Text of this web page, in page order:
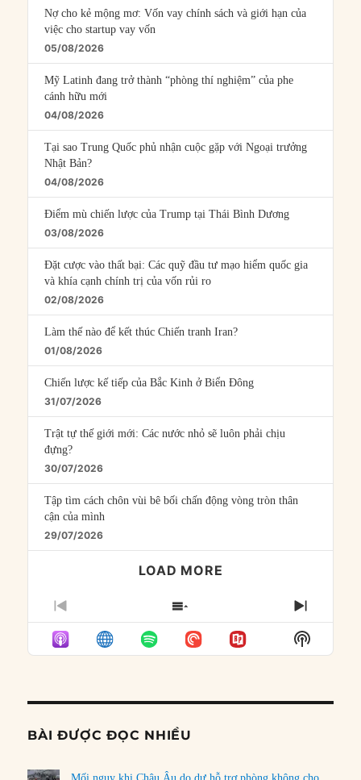
Nợ cho kẻ mộng mơ: Vốn vay chính sách và giới hạn của
việc cho startup vay vốn
05/08/2026
Mỹ Latinh đang trở thành “phòng thí nghiệm” của phe
cánh hữu mới
04/08/2026
Tại sao Trung Quốc phủ nhận cuộc gặp với Ngoại trưởng
Nhật Bản?
04/08/2026
Điểm mù chiến lược của Trump tại Thái Bình Dương
03/08/2026
Đặt cược vào thất bại: Các quỹ đầu tư mạo hiểm quốc gia
và khía cạnh chính trị của vốn rủi ro
02/08/2026
Làm thế nào để kết thúc Chiến tranh Iran?
01/08/2026
Chiến lược kế tiếp của Bắc Kinh ở Biển Đông
31/07/2026
Trật tự thế giới mới: Các nước nhỏ sẽ luôn phải chịu
đựng?
30/07/2026
Tập tìm cách chôn vùi bê bối chấn động vòng tròn thân
cận của mình
29/07/2026
LOAD MORE
PREVIOUS
EPISODE
SHOW
EPISODES
LIST
NEXT
Show
Podcast
BÀI ĐƯỢC ĐỌC NHIỀU